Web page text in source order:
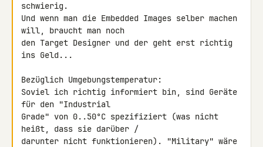
schwierig.
Und wenn man die Embedded Images selber machen
will, braucht man noch
den Target Designer und der geht erst richtig
ins Geld...
Bezüglich Umgebungstemperatur:
Soviel ich richtig informiert bin, sind Geräte
für den "Industrial
Grade" von 0..50°C spezifiziert (was nicht
heißt, dass sie darüber /
darunter nicht funktionieren). "Military" wäre